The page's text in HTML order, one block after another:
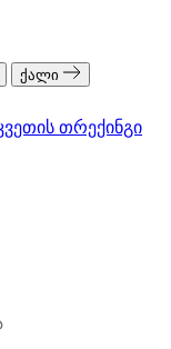
ქალი
თრექინგი